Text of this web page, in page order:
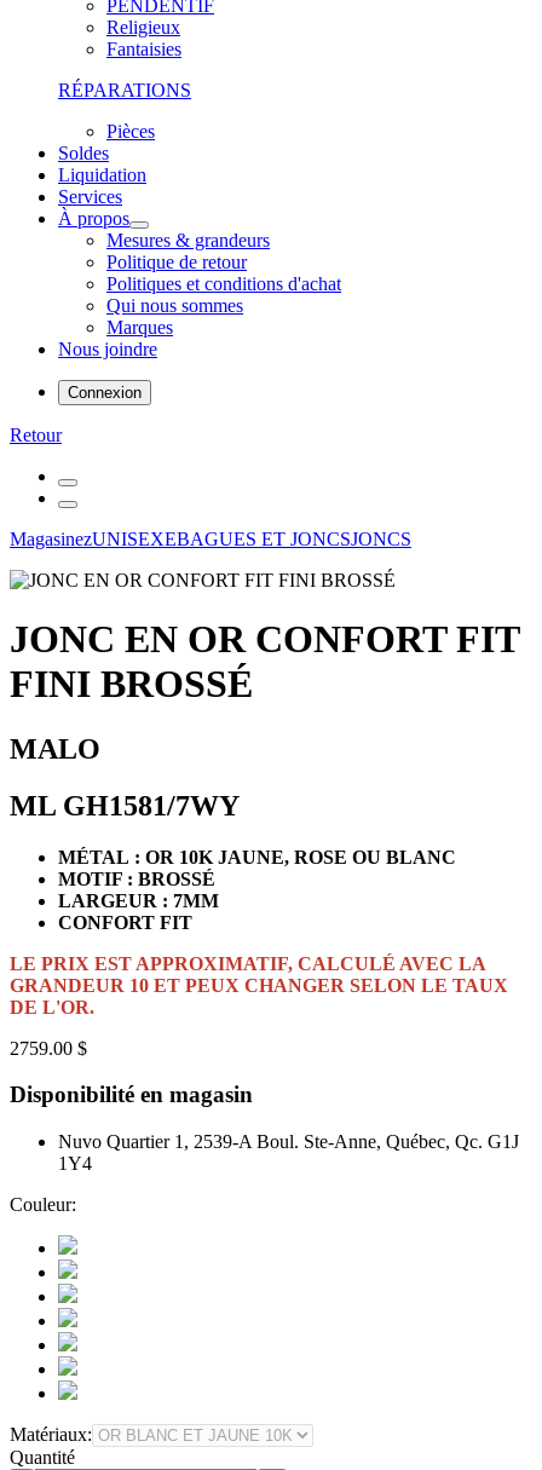
PENDENTIF
Religieux
Fantaisies
RÉPARATIONS
Pièces
Soldes
Liquidation
Services
À propos
Mesures & grandeurs
Politique de retour
Politiques et conditions d'achat
Qui nous sommes
Marques
Nous joindre
Connexion
Retour
MagasinezUNISEXEBAGUES ET JONCSJONCS
JONC EN OR CONFORT FIT
FINI BROSSÉ
MALO
ML GH1581/7WY
MÉTAL : OR 10K JAUNE, ROSE OU BLANC
MOTIF : BROSSÉ
LARGEUR : 7MM
CONFORT FIT
LE PRIX EST APPROXIMATIF, CALCULÉ AVEC LA
GRANDEUR 10 ET PEUX CHANGER SELON LE TAUX
DE L'OR.
2759.00 $
Disponibilité en magasin
Nuvo Quartier 1, 2539-A Boul. Ste-Anne, Québec, Qc. G1J
1Y4
Couleur:
Matériaux:
Quantité